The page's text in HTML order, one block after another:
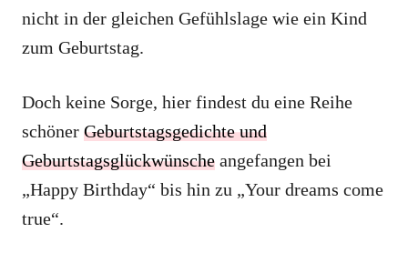
nicht in der gleichen Gefühlslage wie ein Kind
zum Geburtstag.
Doch keine Sorge, hier findest du eine Reihe
schöner Geburtstagsgedichte und
Geburtstagsglückwünsche angefangen bei
„Happy Birthday“ bis hin zu „Your dreams come
true“.